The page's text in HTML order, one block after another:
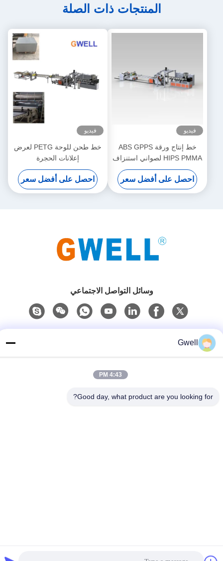
المنتجات ذات الصلة
فيديو
خط إنتاج ورقة ABS GPPS
HIPS PMMA لصواني استنزاف
الأدراج
احصل على أفضل سعر
فيديو
خط طحن للوحة PETG لعرض
إعلانات الحجرة
احصل على أفضل سعر
وسائل التواصل الاجتماعي
Gwell
4:43 PM
Good day, what product are you looking for?